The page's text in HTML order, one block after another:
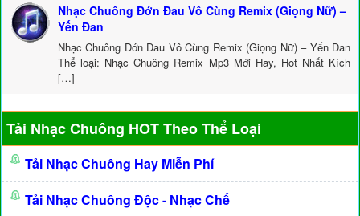
Nhạc Chuông Đớn Đau Vô Cùng Remix (Giọng Nữ) –
Yến Đan
Nhạc Chuông Đớn Đau Vô Cùng Remix (Giọng Nữ) – Yến Đan
Thể loại: Nhạc Chuông Remix Mp3 Mới Hay, Hot Nhất Kích
[…]
Tải Nhạc Chuông HOT Theo Thể Loại
Tải Nhạc Chuông Hay Miễn Phí
Tải Nhạc Chuông Độc - Nhạc Chế